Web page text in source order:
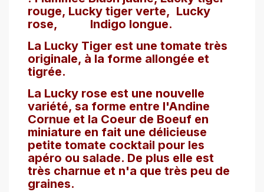
rouge, Lucky tiger verte, Lucky
rose,
Indigo longue.
La Lucky Tiger est une tomate très
originale, à la forme allongée et
tigrée.
La Lucky rose est une nouvelle
variété, sa forme entre l'Andine
Cornue et la Coeur de Boeuf en
miniature en fait une délicieuse
petite tomate cocktail pour les
apéro ou salade. De plus elle est
très charnue et n'a que très peu de
graines.